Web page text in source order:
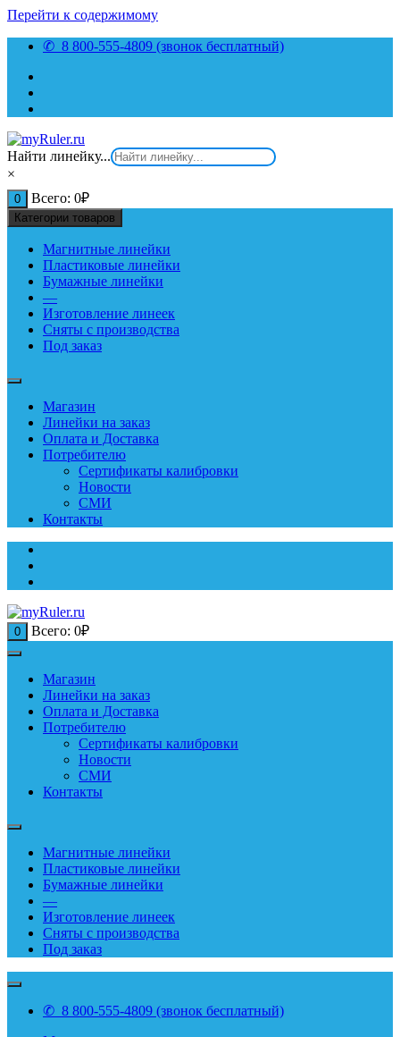
Перейти к содержимому
✆ 8 800-555-4809 (звонок бесплатный)
Найти линейку...
×
0 Всего: 0₽
Категории товаров
Магнитные линейки
Пластиковые линейки
Бумажные линейки
—
Изготовление линеек
Сняты с производства
Под заказ
Магазин
Линейки на заказ
Оплата и Доставка
Потребителю
Сертификаты калибровки
Новости
СМИ
Контакты
0 Всего: 0₽
Магазин
Линейки на заказ
Оплата и Доставка
Потребителю
Сертификаты калибровки
Новости
СМИ
Контакты
Магнитные линейки
Пластиковые линейки
Бумажные линейки
—
Изготовление линеек
Сняты с производства
Под заказ
✆ 8 800-555-4809 (звонок бесплатный)